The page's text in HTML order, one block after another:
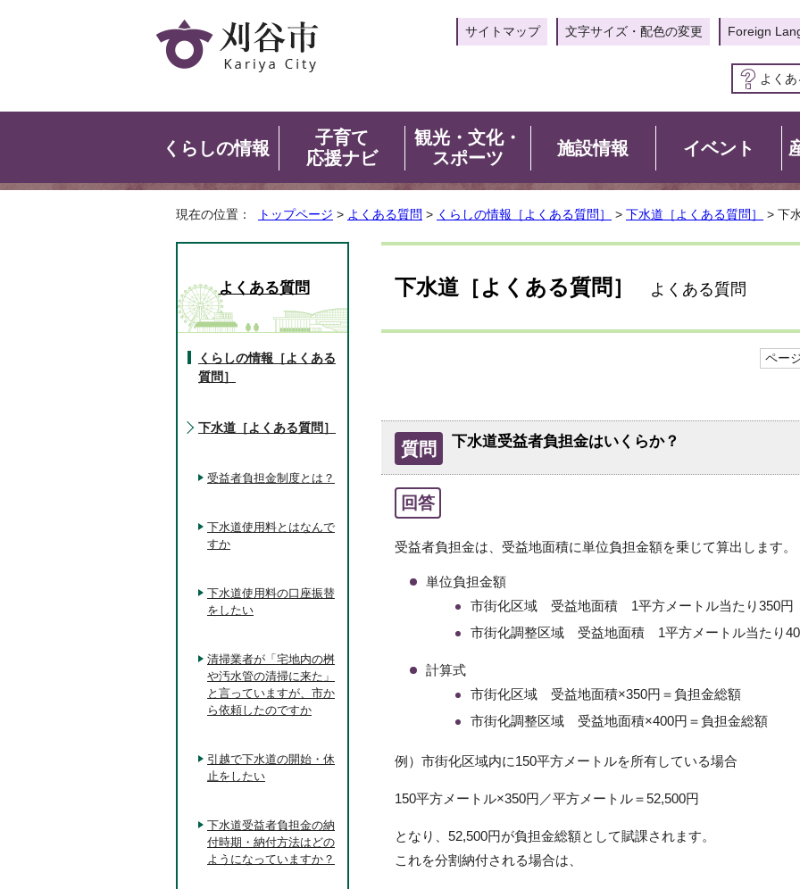
サイトマップ 文字サイズ・配色の変更 Foreign
よく
くらしの情報
子育て
応援ナビ
観光・文化・
スポーツ
施設情報 イベント
現在の位置： トップページ > よくある質問 > くらしの情報［よくある質問］ > 下水道［よくある質問］ > 下
下水道［よくある質問］ よくある質問
ペー
質問 下水道受益者負担金はいくらか？
回答
受益者負担金は、受益地面積に単位負担金額を乗じて算出します。
単位負担金額
市街化区域 受益地面積 1平方メートル当たり350円
市街化調整区域 受益地面積 1平方メートル当たり
計算式
市街化区域 受益地面積×350円＝負担金総額
市街化調整区域 受益地面積×400円＝負担金総額
例）市街化区域内に150平方メートルを所有している場合
150平方メートル×350円／平方メートル＝52,500円
となり、52,500円が負担金総額として賦課されます。
これを分割納付される場合は、
よくある質問
くらしの情報［よくある
質問］
下水道［よくある質問］
受益者負担金制度とは？
下水道使用料とはなんで
すか
下水道使用料の口座振替
をしたい
清掃業者が「宅地内の桝
や汚水管の清掃に来た」
と言っていますが、市か
ら依頼したのですか
引越で下水道の開始・休
止をしたい
下水道受益者負担金の納
付時期・納付方法はどの
ようになっていますか？